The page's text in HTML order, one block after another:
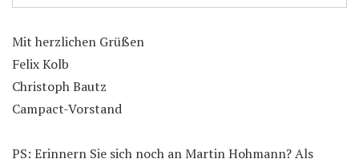
Mit herzlichen Grüßen
Felix Kolb
Christoph Bautz
Campact-Vorstand
PS: Erinnern Sie sich noch an Martin Hohmann? Als